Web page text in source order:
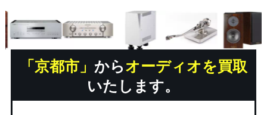
「京都市」 からオーディオを買取
いたします。